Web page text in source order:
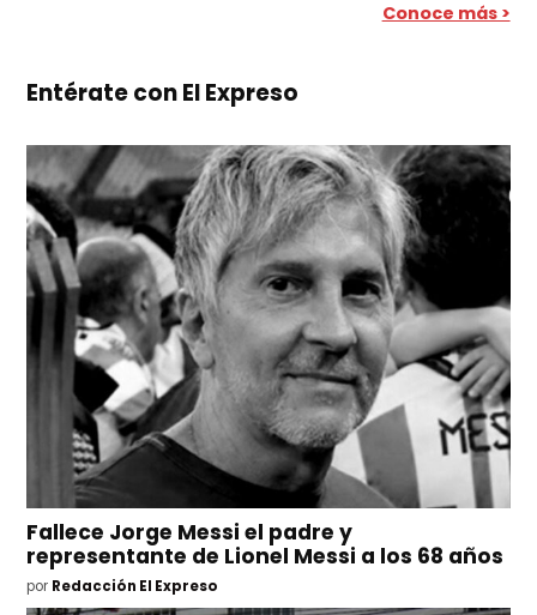
Conoce más >
Entérate con El Expreso
Fallece Jorge Messi el padre y
representante de Lionel Messi a los 68 años
por Redacción El Expreso